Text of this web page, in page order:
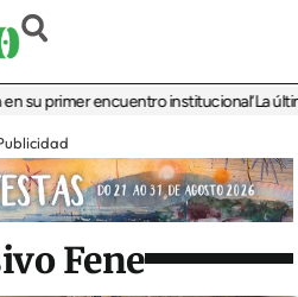
encuentro institucional‘La última
Fene